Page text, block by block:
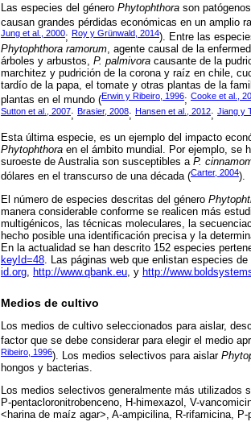
Las especies del género Phytophthora son
causan grandes pérdidas económicas en un amplio
Jung et al., 2000; Roy y Grünwald, 2014). Entre las
Phytophthora ramorum, agente causal de la
árboles y arbustos, P. palmivora causante de la
marchitez y pudrición de la corona y raíz en chile,
tardío de la papa, el tomate y otras plantas de la
plantas en el mundo (Erwin y Ribeiro, 1996; Cooke et al.,
Sutton et al., 2007; Brasier, 2008; Hansen et al., 2012; Jiang y
Esta última especie, es un ejemplo del impacto
Phytophthora en el ámbito mundial. Por ejemplo, se
suroeste de Australia son susceptibles a P.
dólares en el transcurso de una década (Carter, 2004).
El número de especies descritas del género
manera considerable conforme se realicen más
multigénicos, las técnicas moleculares, la
hecho posible una identificación precisa y la
En la actualidad se han descrito 152 especies
keyId=48 . Las páginas web que enlistan especies de
id.org
http://www.qbank.eu , y http://
Medios de cultivo
Los medios de cultivo seleccionados para aislar,
factor que se debe considerar para elegir el medio
Ribeiro, 1996). Los medios selectivos para aislar
hongos y bacterias.
Los medios selectivos generalmente más utilizados
P-pentacloronitrobenceno, H-himexazol, V-
<harina de maíz agar>, A-ampicilina, R-rifamicina,